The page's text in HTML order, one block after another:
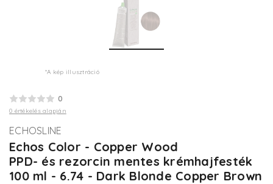
*A kép illusztráció
0
0 értékelés alapján
ECHOSLINE
Echos Color - Copper Wood
PPD- és rezorcin mentes krémhajfesték
100 ml - 6.74 - Dark Blonde Copper Brown